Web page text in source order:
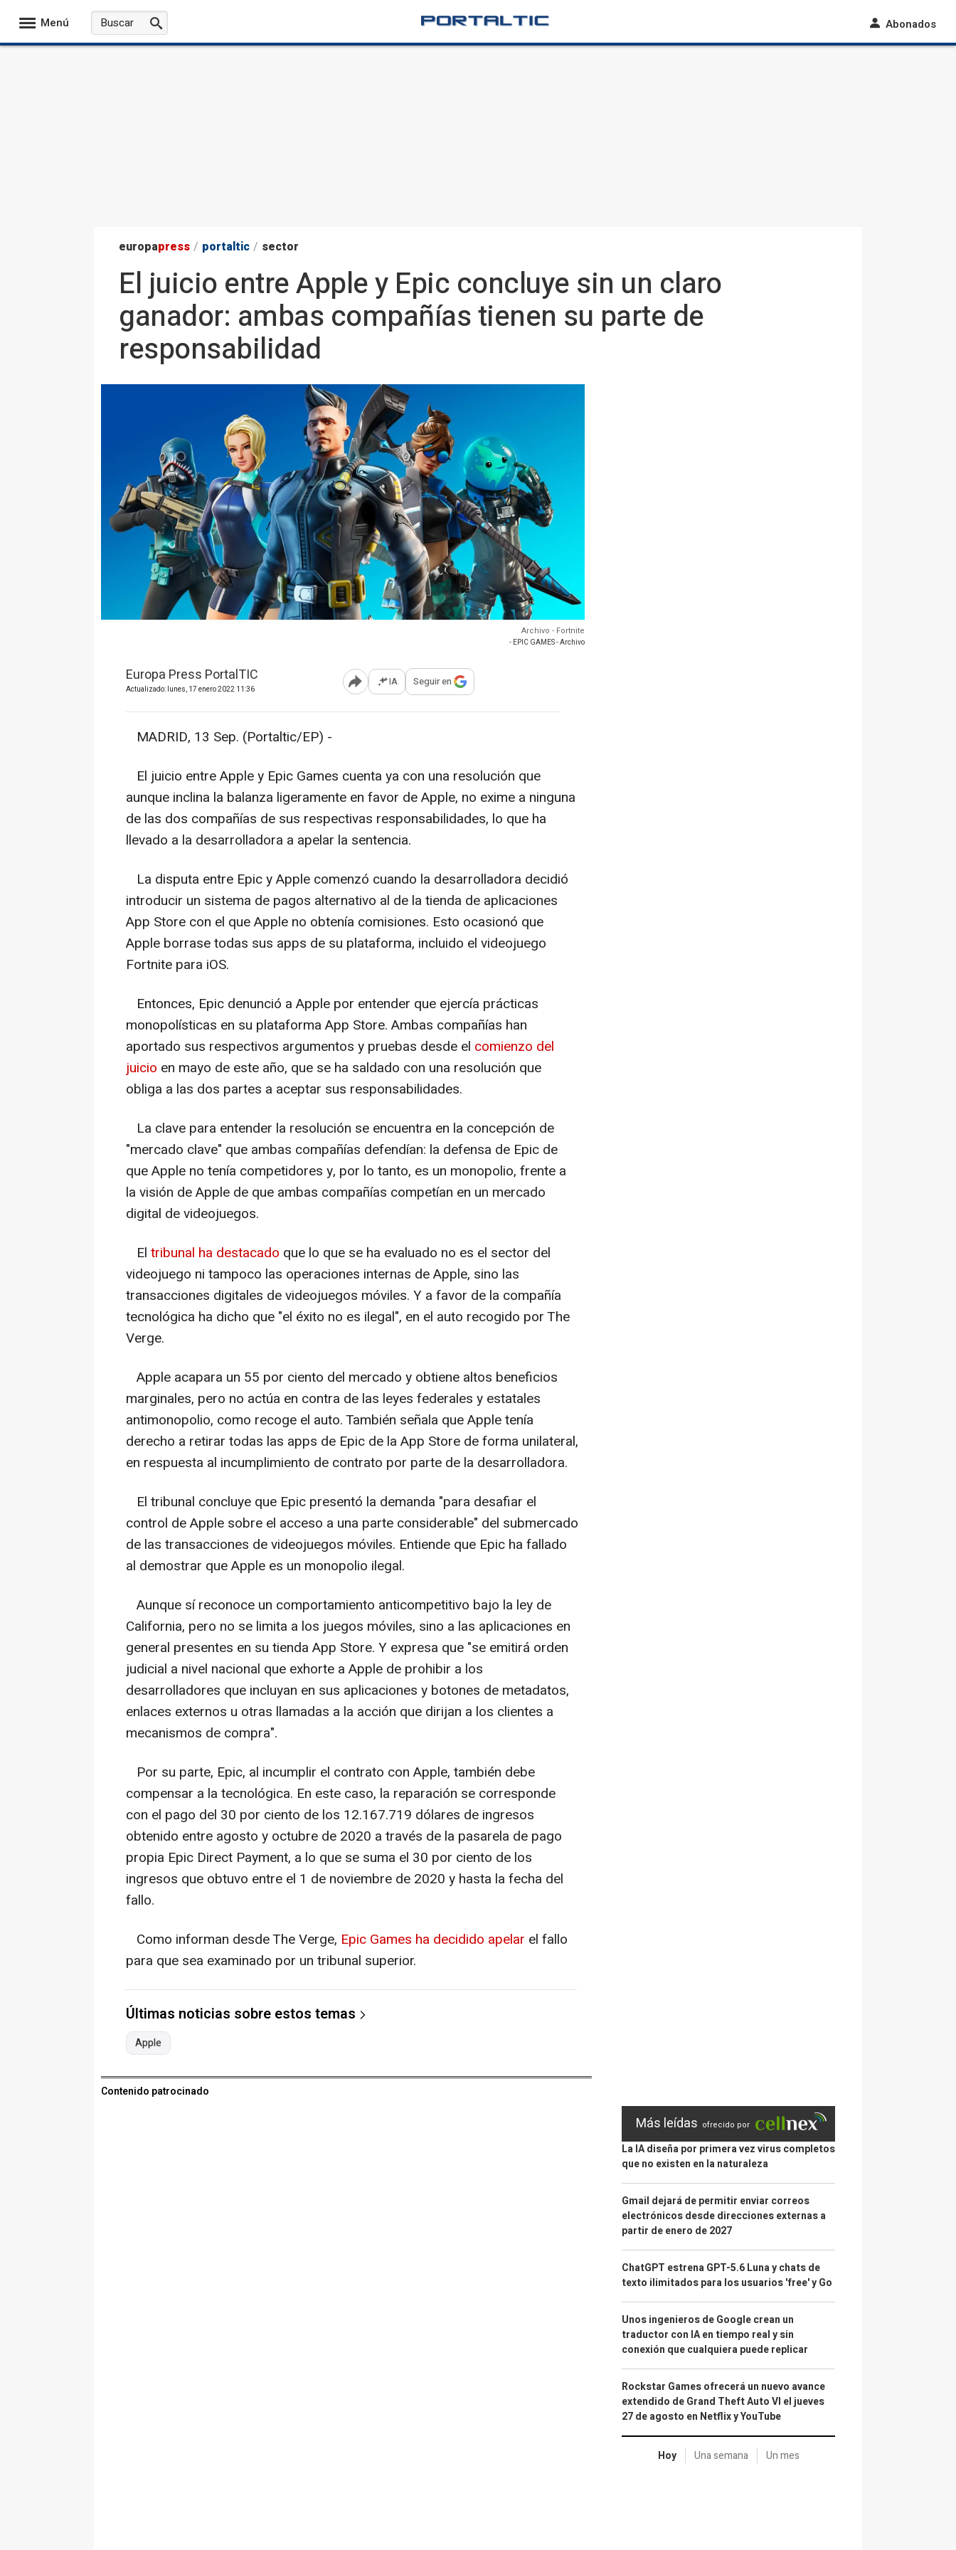
Menú Abonados
europapress / portaltic / sector
El juicio entre Apple y Epic concluye sin un claro
ganador: ambas compañías tienen su parte de
responsabilidad
Archivo - Fortnite
- EPIC GAMES - Archivo
Europa Press PortalTIC
Actualizado: lunes, 17 enero 2022 11:36 Abrir opciones para compartir
IA Seguir en
MADRID, 13 Sep. (Portaltic/EP) -
El juicio entre Apple y Epic Games cuenta ya con una resolución que
aunque inclina la balanza ligeramente en favor de Apple, no exime a ninguna
de las dos compañías de sus respectivas responsabilidades, lo que ha
llevado a la desarrolladora a apelar la sentencia.
La disputa entre Epic y Apple comenzó cuando la desarrolladora decidió
introducir un sistema de pagos alternativo al de la tienda de aplicaciones
App Store con el que Apple no obtenía comisiones. Esto ocasionó que
Apple borrase todas sus apps de su plataforma, incluido el videojuego
Fortnite para iOS.
Entonces, Epic denunció a Apple por entender que ejercía prácticas
monopolísticas en su plataforma App Store. Ambas compañías han
aportado sus respectivos argumentos y pruebas desde el comienzo del
juicio en mayo de este año, que se ha saldado con una resolución que
obliga a las dos partes a aceptar sus responsabilidades.
La clave para entender la resolución se encuentra en la concepción de
"mercado clave" que ambas compañías defendían: la defensa de Epic de
que Apple no tenía competidores y, por lo tanto, es un monopolio, frente a
la visión de Apple de que ambas compañías competían en un mercado
digital de videojuegos.
El tribunal ha destacado que lo que se ha evaluado no es el sector del
videojuego ni tampoco las operaciones internas de Apple, sino las
transacciones digitales de videojuegos móviles. Y a favor de la compañía
tecnológica ha dicho que "el éxito no es ilegal", en el auto recogido por The
Verge.
Apple acapara un 55 por ciento del mercado y obtiene altos beneficios
marginales, pero no actúa en contra de las leyes federales y estatales
antimonopolio, como recoge el auto. También señala que Apple tenía
derecho a retirar todas las apps de Epic de la App Store de forma unilateral,
en respuesta al incumplimiento de contrato por parte de la desarrolladora.
El tribunal concluye que Epic presentó la demanda "para desafiar el
control de Apple sobre el acceso a una parte considerable" del submercado
de las transacciones de videojuegos móviles. Entiende que Epic ha fallado
al demostrar que Apple es un monopolio ilegal.
Aunque sí reconoce un comportamiento anticompetitivo bajo la ley de
California, pero no se limita a los juegos móviles, sino a las aplicaciones en
general presentes en su tienda App Store. Y expresa que "se emitirá orden
judicial a nivel nacional que exhorte a Apple de prohibir a los
desarrolladores que incluyan en sus aplicaciones y botones de metadatos,
enlaces externos u otras llamadas a la acción que dirijan a los clientes a
mecanismos de compra".
Por su parte, Epic, al incumplir el contrato con Apple, también debe
compensar a la tecnológica. En este caso, la reparación se corresponde
con el pago del 30 por ciento de los 12.167.719 dólares de ingresos
obtenido entre agosto y octubre de 2020 a través de la pasarela de pago
propia Epic Direct Payment, a lo que se suma el 30 por ciento de los
ingresos que obtuvo entre el 1 de noviembre de 2020 y hasta la fecha del
fallo.
Como informan desde The Verge, Epic Games ha decidido apelar el fallo
para que sea examinado por un tribunal superior.
Últimas noticias sobre estos temas
Apple
Contenido patrocinado
Más leídas ofrecido por
La IA diseña por primera vez virus completos
que no existen en la naturaleza
Gmail dejará de permitir enviar correos
electrónicos desde direcciones externas a
partir de enero de 2027
ChatGPT estrena GPT-5.6 Luna y chats de
texto ilimitados para los usuarios 'free' y Go
Unos ingenieros de Google crean un
traductor con IA en tiempo real y sin
conexión que cualquiera puede replicar
Rockstar Games ofrecerá un nuevo avance
extendido de Grand Theft Auto VI el jueves
27 de agosto en Netflix y YouTube
Hoy Una semana Un mes